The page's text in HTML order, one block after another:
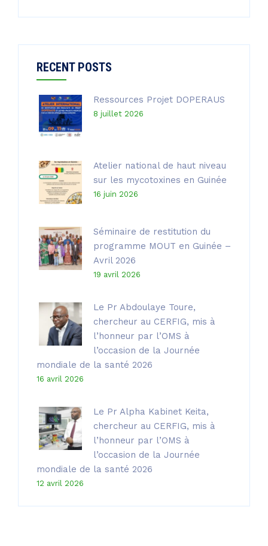
RECENT POSTS
Ressources Projet DOPERAUS
8 juillet 2026
Atelier national de haut niveau
sur les mycotoxines en Guinée
16 juin 2026
Séminaire de restitution du
programme MOUT en Guinée –
Avril 2026
19 avril 2026
Le Pr Abdoulaye Toure,
chercheur au CERFIG, mis à
l’honneur par l’OMS à
l’occasion de la Journée
mondiale de la santé 2026
16 avril 2026
Le Pr Alpha Kabinet Keita,
chercheur au CERFIG, mis à
l’honneur par l’OMS à
l’occasion de la Journée
mondiale de la santé 2026
12 avril 2026